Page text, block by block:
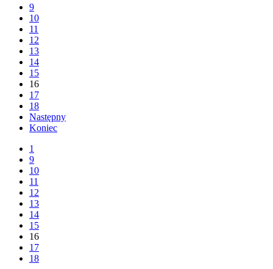
9
10
11
12
13
14
15
16
17
18
Następny
Koniec
1
9
10
11
12
13
14
15
16
17
18